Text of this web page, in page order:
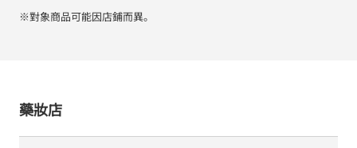
※對象商品可能因店鋪而異。
藥妝店